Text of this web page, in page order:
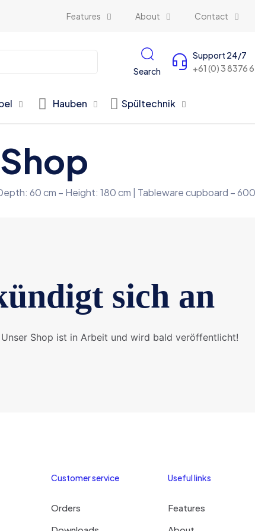
Features About Contact
Search
Support 24/7
+61 (0) 3 8376
Hauben Spültechnik
Shop
60 cm – Height: 180 cm | Tableware cupboard –
sich an
Shop ist in Arbeit und wird bald veröffentlicht!
Customer service
Orders
Useful links
Features